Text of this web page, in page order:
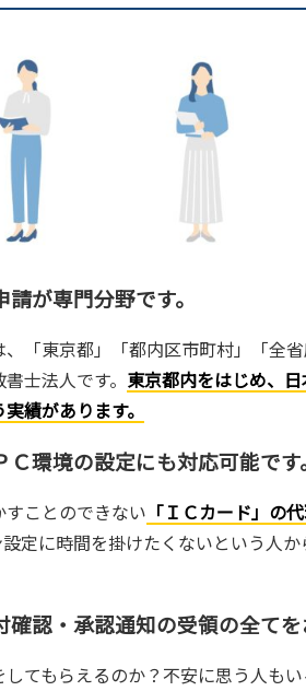
が専門分野です。
「東京都」「都内区市町村」「全
士法人です。 東京都内をはじめ、
績があります。
環境の設定にも対応可能です
ことのできない 「ＩＣカード」の
定に時間を掛けたくないという人
確認・承認通知の受領の全て
てもらえるのか？不安に思う人もい